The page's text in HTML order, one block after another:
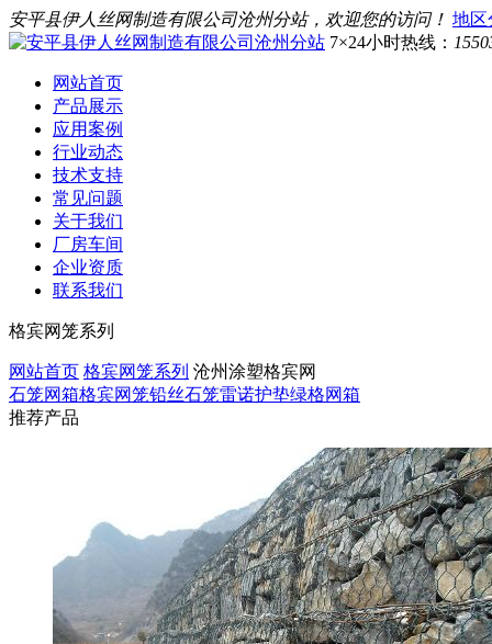
安平县伊人丝网制造有限公司沧州分站，欢迎您的访问！ 地区
7×24小时热线：
网站首页
产品展示
应用案例
行业动态
技术支持
常见问题
关于我们
厂房车间
企业资质
联系我们
格宾网笼系列
网站首页 格宾网笼系列 沧州涂塑格宾网
石笼网箱格宾网笼铅丝石笼雷诺护垫绿格网箱
推荐产品